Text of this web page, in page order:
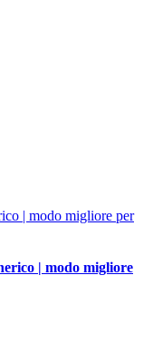
| modo migliore per
| modo migliore